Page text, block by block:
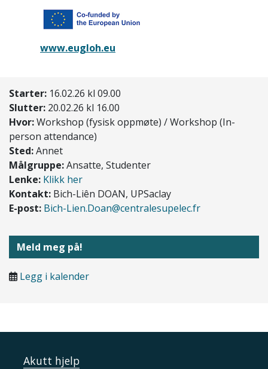
www.eugloh.eu
Starter: 16.02.26 kl 09.00
Slutter: 20.02.26 kl 16.00
Hvor:Workshop (fysisk oppmøte) / Workshop (In-
person attendance)
Sted:Annet
Målgruppe:Ansatte, Studenter
Lenke: Klikk her
Kontakt: Bich-Liên DOAN, UPSaclay
E-post: Bich-Lien.Doan@centralesupelec.fr
Meld meg på!
Legg i kalender
Akutt hjelp